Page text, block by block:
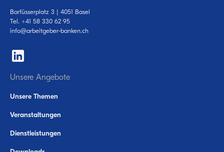
Barfüsserplatz 3 | 4051 Basel
Tel. +41 58 330 62 95
info@arbeitgeber-banken.ch
Unsere Angebote
Unsere Themen
Veranstaltungen
Dienstleistungen